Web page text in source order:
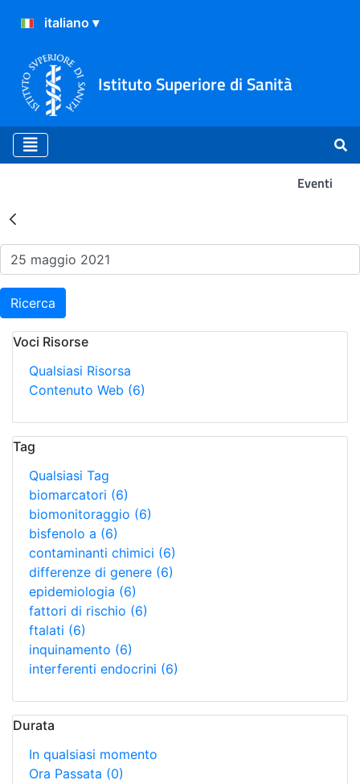
Istituto Superiore di Sanità
Eventi
Risultati della Ricerca -
Ricerca
Voci Risorse
Qualsiasi Risorsa
Contenuto Web (6)
Tag
Qualsiasi Tag
biomarcatori (6)
biomonitoraggio (6)
bisfenolo a (6)
contaminanti chimici (6)
differenze di genere (6)
epidemiologia (6)
fattori di rischio (6)
ftalati (6)
inquinamento (6)
interferenti endocrini (6)
Durata
In qualsiasi momento
Ora Passata (0)